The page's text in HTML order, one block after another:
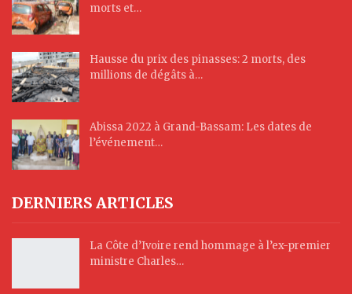
morts et…
Hausse du prix des pinasses: 2 morts, des
millions de dégâts à…
Abissa 2022 à Grand-Bassam: Les dates de
l’événement…
DERNIERS ARTICLES
La Côte d’Ivoire rend hommage à l’ex-premier
ministre Charles…